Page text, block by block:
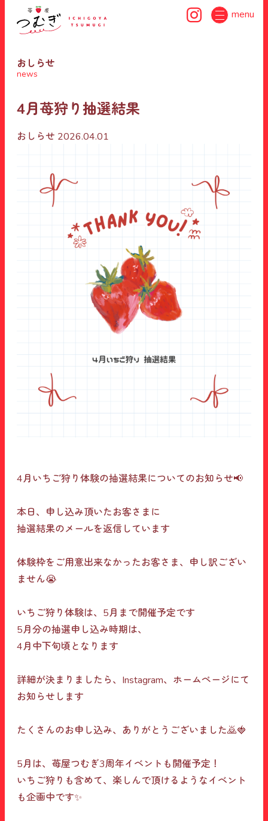
menu
おしらせ
news
4月苺狩り抽選結果
おしらせ 2026.04.01
4月いちご狩り体験の抽選結果について⁡のお知らせ📢
⁡本日、申し込み頂いたお客さまに⁡
抽選結果のメールを返信しています⁡⁡
体験枠をご用意出来なかったお客さま、申し訳ござい
ません😭⁡⁡
⁡いちご狩り体験は、5月まで開催予定です
⁡⁡⁡5月分の抽選申し込み時期は、⁡
⁡4月中下旬頃となります⁡
⁡詳細が決まりましたら、Instagram、ホームページにて
お知らせします
⁡⁡たくさんのお申し込み⁡、ありがとうございました🙇‍🍓⁡⁡⁡
⁡5月は、苺屋つむぎ3周年イベントも開催予定！⁡
⁡いちご狩りも含めて、楽しんで頂けるようなイベント
も企画中です✨⁡⁡⁡